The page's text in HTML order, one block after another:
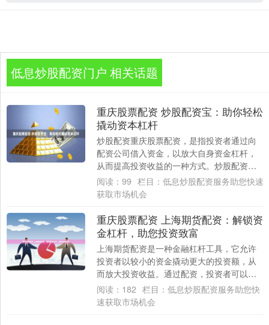
低息炒股配资门户 相关话题
重庆股票配资 炒股配资宝：助你轻松
撬动资本杠杆
炒股配资重庆股票配资，是指投资者通过向
配资公司借入资金，以放大自身资金杠杆，
从而提高投资收益的一种方式。炒股配资
宝，是专门为炒股配资而设计的平台，为投
资者提供便....
阅读： 99 栏目： 低息炒股配资服务助您快速
获取市场机会
重庆股票配资 上海期货配资：解锁资
金杠杆，助您投资致富
上海期货配资是一种金融杠杆工具，它允许
投资者以较小的资金撬动更大的投资额，从
而放大投资收益。通过配资，投资者可以获
得更高的资金利用率重庆股票配资，提升投
资效率。....
阅读： 182 栏目： 低息炒股配资服务助您快
速获取市场机会